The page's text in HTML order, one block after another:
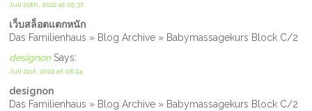
Juli 20th, 2022 at 05:37
เว็บสล็อตแตกหนัก
Das Familienhaus » Blog Archive » Babymassagekurs Block C/2
designonSays:
Juli 21st, 2022 at 08:24
designon
Das Familienhaus » Blog Archive » Babymassagekurs Block C/2